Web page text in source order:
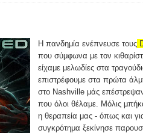
Η πανδημία ενέπνευσε τους
που σύμφωνα με τον
είχαμε μελωδίες στα
επιστρέφουμε στα πρώτα
στο Nashville μάς
που όλοι θέλαμε. Μόλις
η θεραπεία μας - όπως και
συγκρότημα ξεκίνησε